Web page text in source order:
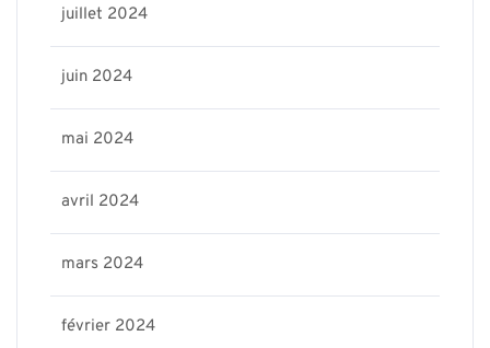
juillet 2024
juin 2024
mai 2024
avril 2024
mars 2024
février 2024